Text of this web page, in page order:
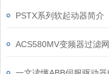
PSTX系列软起动器简介
ACS580MV变频器过滤网